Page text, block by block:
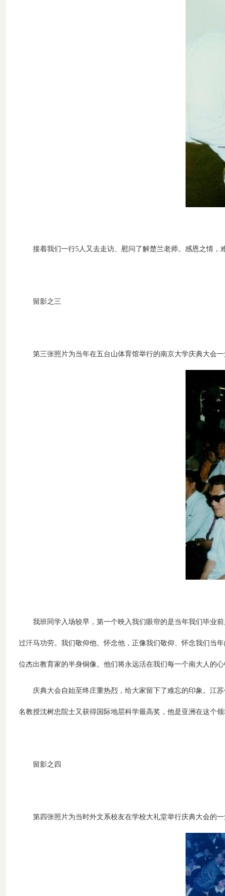
接着我们一行5人又去走访、慰问了解楚兰老师。感恩之情，
留影之三
第三张照片为当年在五台山体育馆举行的南京大学庆典大会一
我班同学入场较早，第一个映入我们眼帘的是当年我们毕业
过汗马功劳。我们敬仰他、怀念他，正像我们敬仰、怀念我们当
位杰出教育家的半身铜像。他们将永远活在我们每一个南大人的心
庆典大会自始至终庄重热烈，给大家留下了难忘的印象。江
名教授沈树忠院士又获得国际地层科学最高奖，他是亚洲在这个
留影之四
第四张照片为当时外文系校友在学校大礼堂举行庆典大会的